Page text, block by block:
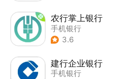
农行掌上银行
手机银行
3.6
建行企业银行
手机银行